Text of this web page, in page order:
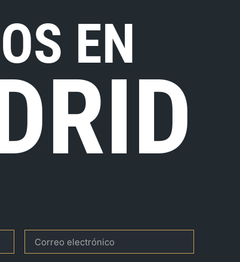
EN